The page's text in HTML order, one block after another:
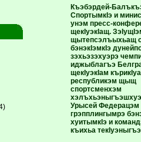
Къэбэрдей-
СпортымкIэ и
унэм пресс-
щекIуэкIащ.
щытепсэлъыхьащ
бэнэкIэмкIэ
зэхьэзэхуэрэ
иджыблагъэ
щекIуэкIам
республикэм щыщ
спортсменхэм
Урысей Федерацэм
грэпплингымрэ
хуитымкIэ и
къихьа